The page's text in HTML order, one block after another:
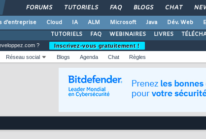
FORUMS TUTORIELS FAQ BLOGS CHAT
d'entreprise Cloud IA ALM Microsoft Java Dév. Web
TUTORIELS
FAQ WEBINAIRES LIVRES
?
Inscrivez-vous gratuitement !
Réseau social Blogs Agenda Chat Règles